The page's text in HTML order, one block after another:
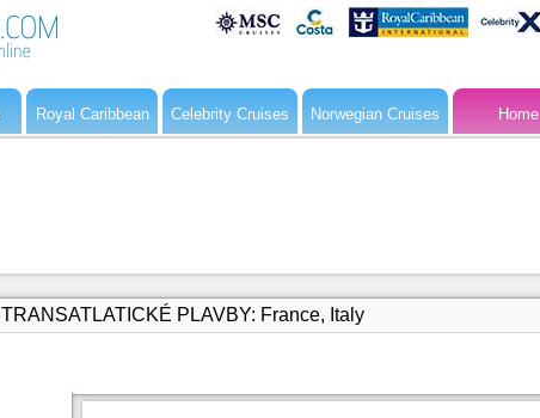
Royal Caribbean Celebrity Cruises Norwegian Cruises Home
TRANSATLATICKÉ PLAVBY: France, Italy